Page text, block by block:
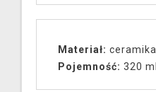
Materiał: ceramika
Pojemność: 320 ml